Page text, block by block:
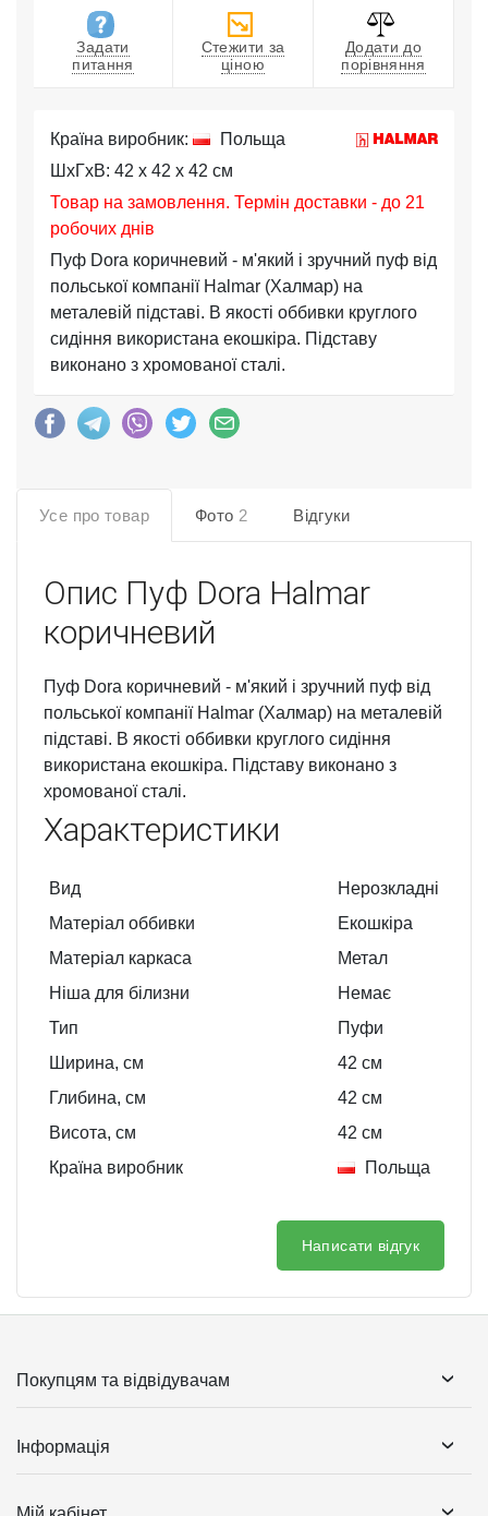
Задати
питання
Стежити за
ціною
Додати до
порівняння
Країна виробник:
Польща
ШхГхВ: 42 x 42 x 42 см
Товар на замовлення. Термін доставки - до 21
робочих днів
Пуф Dora коричневий - м'який і зручний пуф від
польської компанії Halmar (Халмар) на
металевій підставі. В якості оббивки круглого
сидіння використана екошкіра. Підставу
виконано з хромованої сталі.
Усе про товар Фото 2 Відгуки
Опис Пуф Dora Halmar
коричневий
Пуф Dora коричневий - м'який і зручний пуф від
польської компанії Halmar (Халмар) на металевій
підставі. В якості оббивки круглого сидіння
використана екошкіра. Підставу виконано з
хромованої сталі.
Характеристики
Вид
Нерозкладні
Матеріал оббивки
Екошкіра
Матеріал каркаса
Метал
Ніша для білизни
Немає
Тип
Пуфи
Ширина, см
42 см
Глибина, см
42 см
Висота, см
42 см
Країна виробник
Польща
Написати відгук
Покупцям та відвідувачам
Інформація